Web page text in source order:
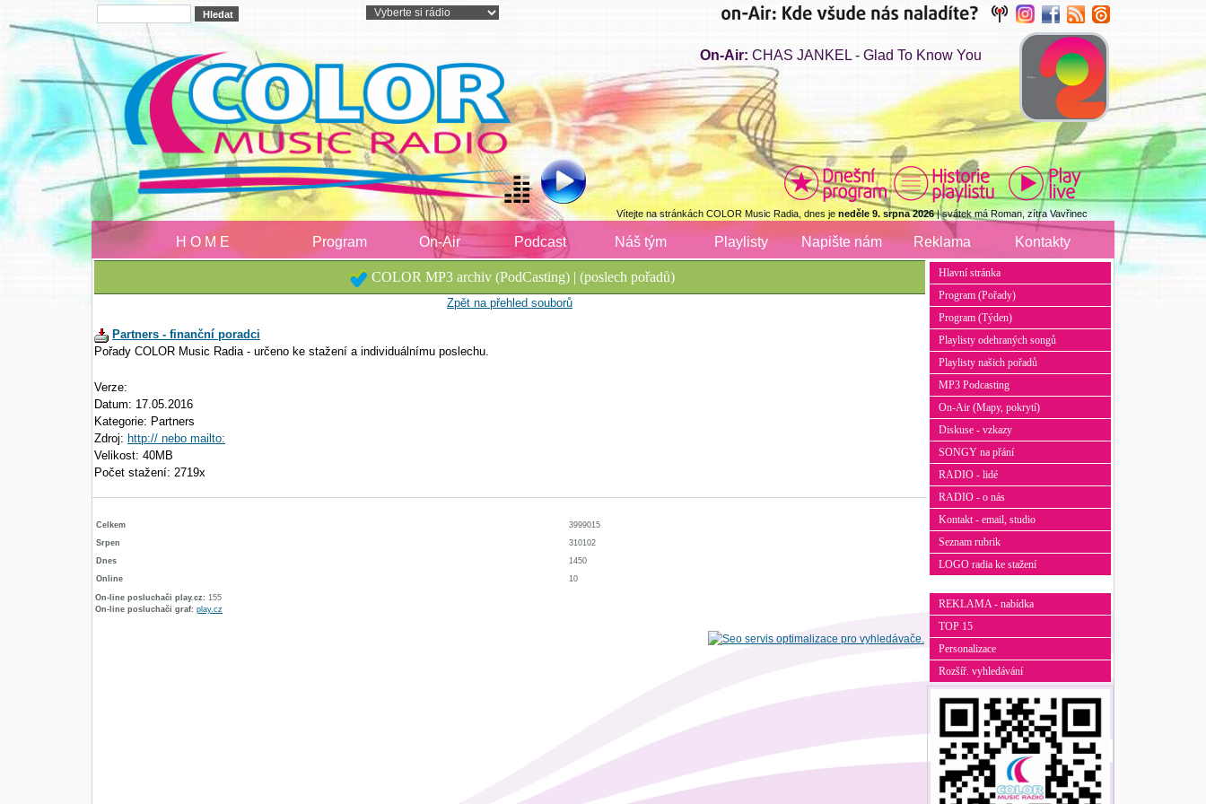
On-Air: CHAS JANKEL - Glad To Know You
Vítejte na stránkách COLOR Music Radia, dnes je neděle 9. srpna 2026| svátek má Roman, zítra Vavřinec
H O M E Program On-Air Podcast Náš tým Playlisty Napište nám Reklama Kontakty
COLOR MP3 archiv (PodCasting) | (poslech pořadů)
Zpět na přehled souborů
Partners - finanční poradci
Pořady COLOR Music Radia - určeno ke stažení a individuálnímu poslechu.
Verze:
Datum: 17.05.2016
Kategorie: Partners
Zdroj: http:// nebo mailto:
Velikost: 40MB
Počet stažení: 2719x
Celkem
3999015
Srpen
310102
Dnes
1450
Online
10
On-line posluchači play.cz: 155
On-line posluchači graf: play.cz
Hlavní stránka
Program (Pořady)
Program (Týden)
Playlisty odehraných songů
Playlisty našich pořadů
MP3 Podcasting
On-Air (Mapy, pokrytí)
Diskuse - vzkazy
SONGY na přání
RADIO - lidé
RADIO - o nás
Kontakt - email, studio
Seznam rubrik
LOGO radia ke stažení
REKLAMA - nabídka
TOP 15
Personalizace
Rozšíř. vyhledávání